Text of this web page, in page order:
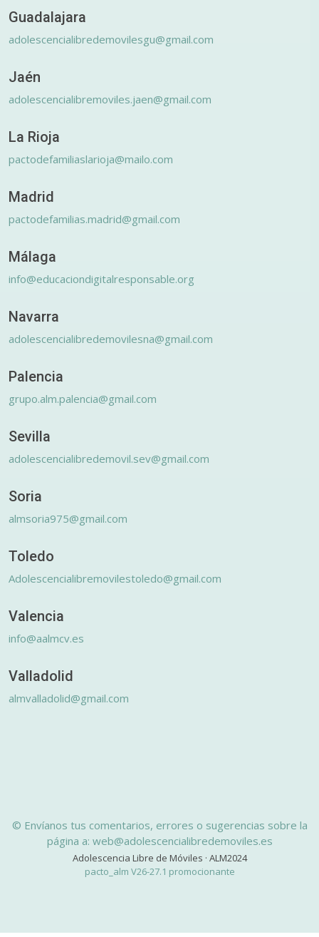
Guadalajara
adolescencialibredemovilesgu@gmail.com
Jaén
adolescencialibremoviles.jaen@gmail.com
La Rioja
pactodefamiliaslarioja@mailo.com
Madrid
pactodefamilias.madrid@gmail.com
Málaga
info@educaciondigitalresponsable.org
Navarra
adolescencialibredemovilesna@gmail.com
Palencia
grupo.alm.palencia@gmail.com
Sevilla
adolescencialibredemovil.sev@gmail.com
Soria
almsoria975@gmail.com
Toledo
Adolescencialibremovilestoledo@gmail.com
Valencia
info@aalmcv.es
Valladolid
almvalladolid@gmail.com
© Envíanos tus comentarios, errores o sugerencias sobre la
página a: web@adolescencialibredemoviles.es
Adolescencia Libre de Móviles · ALM2024
pacto_alm V26-27.1 promocionante